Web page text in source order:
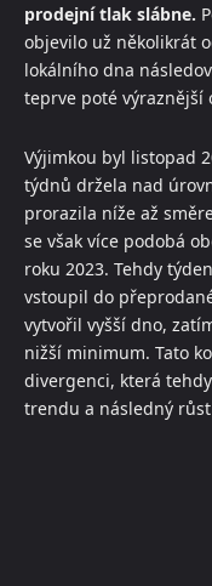
prodejní tlak slábne.
objevilo už několikrát
lokálního dna
teprve poté výraznější
Výjimkou byl listopad
týdnů držela nad
prorazila níže až
se však více podobá
roku 2023. Tehdy
vstoupil do
vytvořil vyšší dno,
nižší minimum. Tato
divergenci, která
trendu a následný